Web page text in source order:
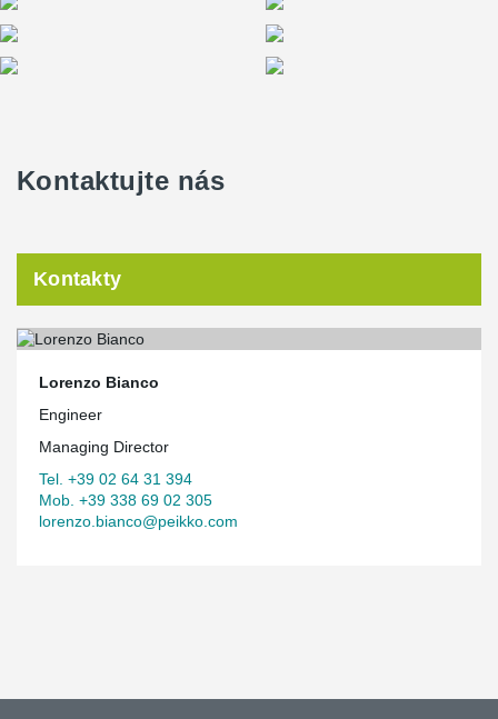
Kontaktujte nás
Kontakty
Lorenzo Bianco
Engineer
Managing Director
Tel. +39 02 64 31 394
Mob. +39 338 69 02 305
lorenzo.bianco@peikko.com